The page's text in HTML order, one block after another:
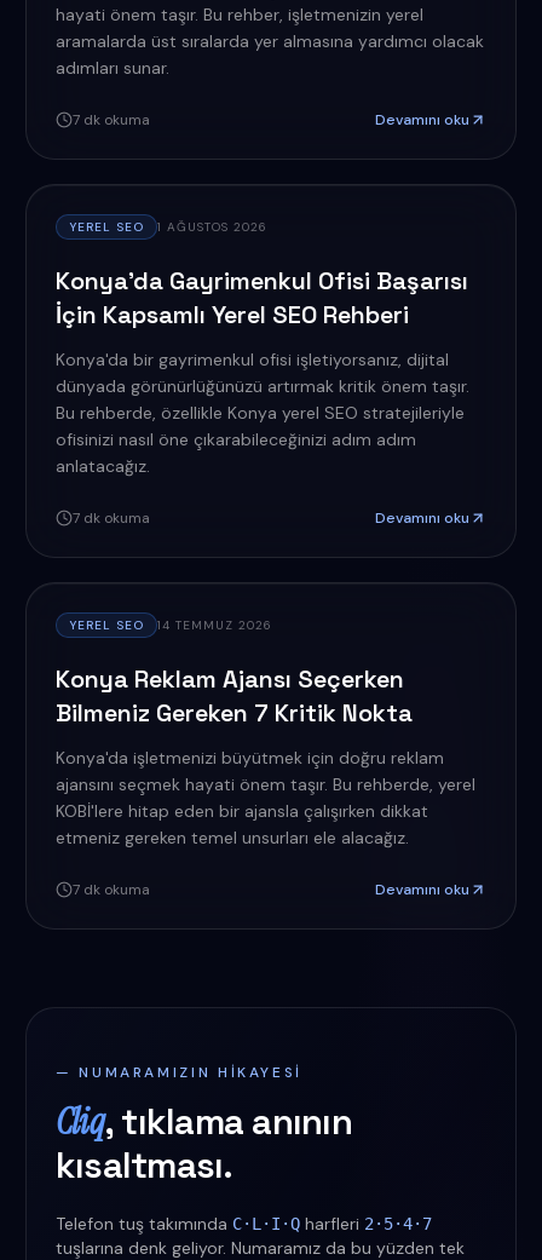
hayati önem taşır. Bu rehber, işletmenizin yerel
aramalarda üst sıralarda yer almasına yardımcı olacak
adımları sunar.
7dk okuma Devamını oku
YEREL SEO 1 AĞUSTOS 2026
Konya'da Gayrimenkul Ofisi Başarısı
İçin Kapsamlı Yerel SEO Rehberi
Konya'da bir gayrimenkul ofisi işletiyorsanız, dijital
dünyada görünürlüğünüzü artırmak kritik önem taşır.
Bu rehberde, özellikle Konya yerel SEO stratejileriyle
ofisinizi nasıl öne çıkarabileceğinizi adım adım
anlatacağız.
7dk okuma Devamını oku
YEREL SEO 14 TEMMUZ 2026
Konya Reklam Ajansı Seçerken
Bilmeniz Gereken 7 Kritik Nokta
Konya'da işletmenizi büyütmek için doğru reklam
ajansını seçmek hayati önem taşır. Bu rehberde, yerel
KOBİ'lere hitap eden bir ajansla çalışırken dikkat
etmeniz gereken temel unsurları ele alacağız.
7dk okuma Devamını oku
— NUMARAMIZIN HIKAYESI
Cliq, tıklama anının
kısaltması.
Telefon tuş takımında C·L·I·Q harfleri 2·5·4·7
tuşlarına denk geliyor. Numaramız da bu yüzden tek